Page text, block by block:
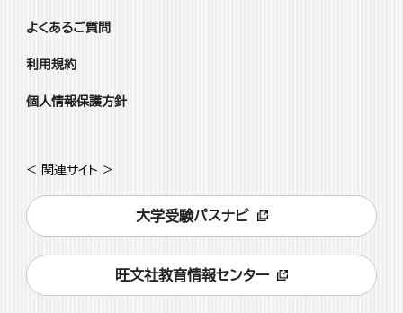
よくあるご質問
利用規約
個人情報保護方針
< 関連サイト >
大学受験パスナビ
旺文社教育情報センター